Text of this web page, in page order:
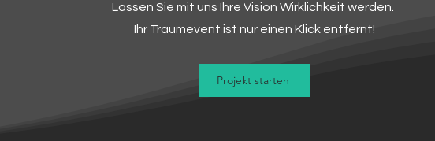
Lassen Sie mit uns Ihre Vision Wirklichkeit werden.
Ihr Traumevent ist nur einen Klick entfernt!
Projekt starten